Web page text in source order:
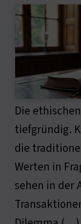
Die
tiefgründig.
die
Werten in
sehen in der